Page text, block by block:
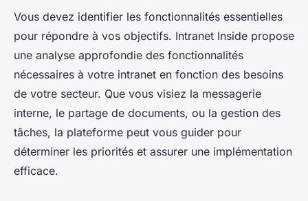
Vous devez identifier les fonctionnalités essentielles
pour répondre à vos objectifs. Intranet Inside propose
une analyse approfondie des fonctionnalités
nécessaires à votre intranet en fonction des besoins
de votre secteur. Que vous visiez la messagerie
interne, le partage de documents, ou la gestion des
tâches, la plateforme peut vous guider pour
déterminer les priorités et assurer une implémentation
efficace.